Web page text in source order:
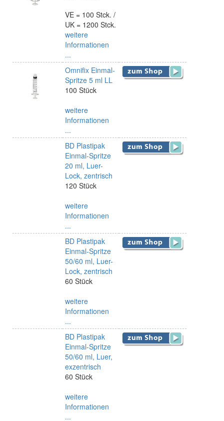
VE = 100 Stck. /
UK = 1200 Stck.
weitere
Informationen
...
Omnifix Einmal-
Spritze 5 ml LL
100 Stück
weitere
Informationen
...
BD Plastipak
Einmal-Spritze
20 ml, Luer-
Lock, zentrisch
120 Stück
weitere
Informationen
...
BD Plastipak
Einmal-Spritze
50/60 ml, Luer-
Lock, zentrisch
60 Stück
weitere
Informationen
...
BD Plastipak
Einmal-Spritze
50/60 ml, Luer,
exzentrisch
60 Stück
weitere
Informationen
...